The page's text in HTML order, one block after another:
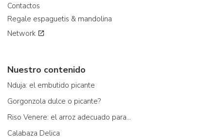
Contactos
Regale espaguetis & mandolina
Network
Nuestro contenido
Nduja: el embutido picante
Gorgonzola dulce o picante?
Riso Venere: el arroz adecuado para...
Calabaza Delica